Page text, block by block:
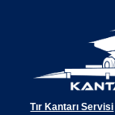
Tır Kantarı Servisi